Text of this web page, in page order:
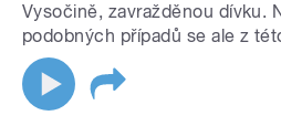
Vysočině, zavražděnou dívku.
podobných případů se ale z